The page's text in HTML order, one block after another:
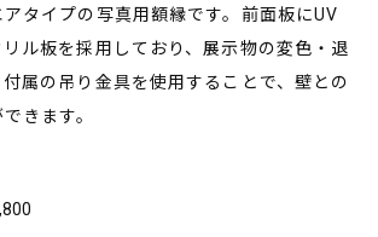
タイプの写真用額縁です。前面板にUV
ル板を採用しており、展示物の変色・退
属の吊り金具を使用することで、壁との
きます。